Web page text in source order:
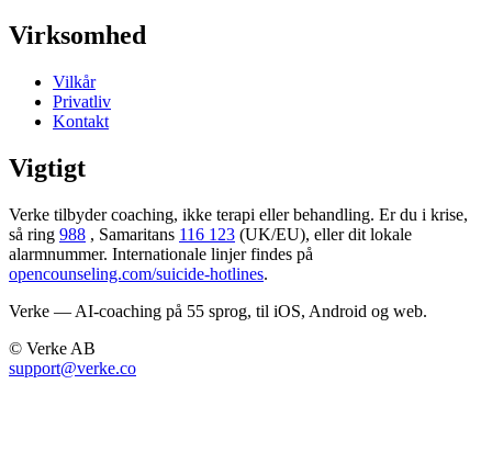
Virksomhed
Vilkår
Privatliv
Kontakt
Vigtigt
Verke tilbyder coaching, ikke terapi eller behandling. Er du i krise,
så ring 988 , Samaritans 116 123 (UK/EU), eller dit lokale
alarmnummer. Internationale linjer findes på
opencounseling.com/suicide-hotlines.
Verke — AI-coaching på 55 sprog, til iOS, Android og web.
© Verke AB
support@verke.co